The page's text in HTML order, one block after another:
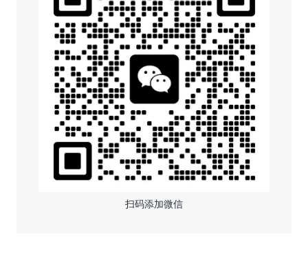
扫码添加微信